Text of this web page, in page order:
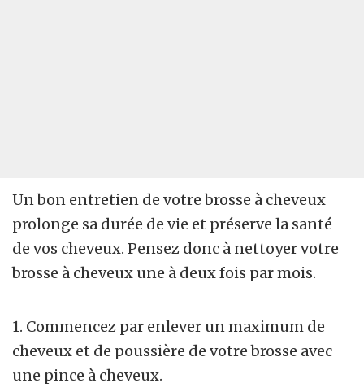
Un bon entretien de votre brosse à cheveux
prolonge sa durée de vie et préserve la santé
de vos cheveux. Pensez donc à nettoyer votre
brosse à cheveux une à deux fois par mois.
1. Commencez par enlever un maximum de
cheveux et de poussière de votre brosse avec
une pince à cheveux.